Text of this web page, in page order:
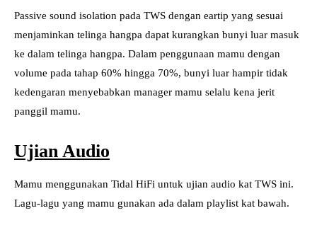
Passive sound isolation pada TWS dengan eartip yang sesuai
menjaminkan telinga hangpa dapat kurangkan bunyi luar masuk
ke dalam telinga hangpa. Dalam penggunaan mamu dengan
volume pada tahap 60% hingga 70%, bunyi luar hampir tidak
kedengaran menyebabkan manager mamu selalu kena jerit
panggil mamu.
Ujian Audio
Mamu menggunakan Tidal HiFi untuk ujian audio kat TWS ini.
Lagu-lagu yang mamu gunakan ada dalam playlist kat bawah.